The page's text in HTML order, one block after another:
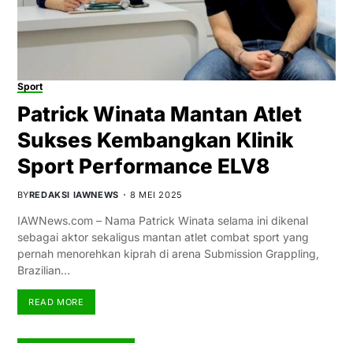
Sport
Patrick Winata Mantan Atlet
Sukses Kembangkan Klinik
Sport Performance ELV8
BYREDAKSI IAWNEWS 8 MEI 2025
IAWNews.com – Nama Patrick Winata selama ini dikenal
sebagai aktor sekaligus mantan atlet combat sport yang
pernah menorehkan kiprah di arena Submission Grappling,
Brazilian…
READ MORE